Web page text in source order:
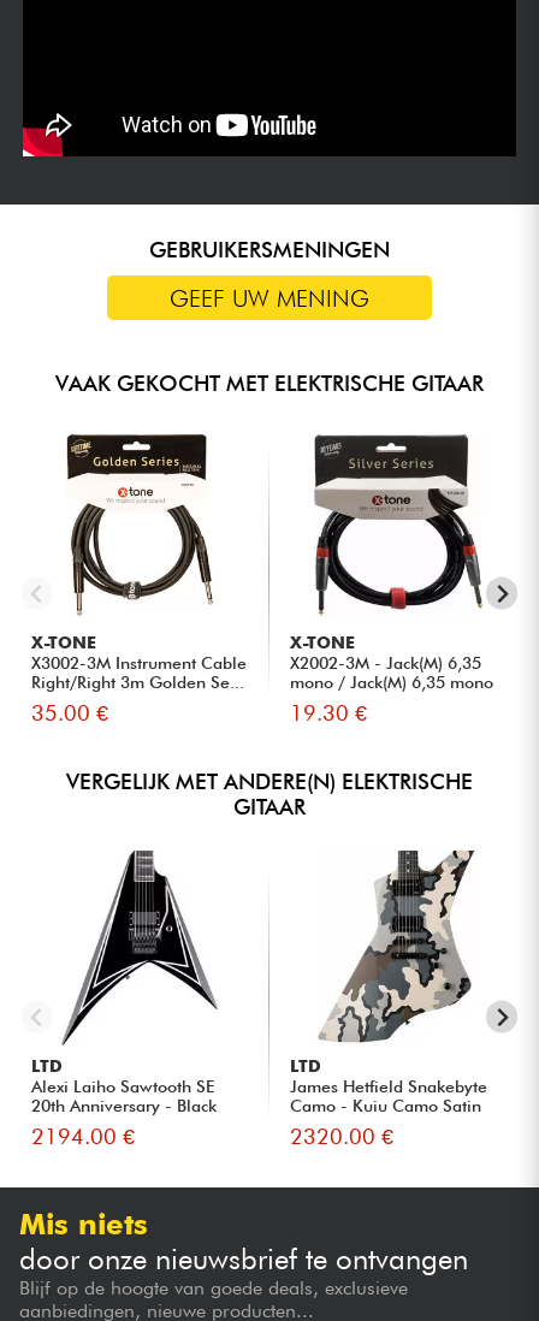
GEBRUIKERSMENINGEN
GEEF UW MENING
VAAK GEKOCHT MET ELEKTRISCHE GITAAR
X-TONE
X3002-3M Instrument Cable
Right/Right 3m Golden Se...
35.00 €
X-TONE
X2002-3M - Jack(M) 6,35
mono / Jack(M) 6,35 mono
S...
19.30 €
VERGELIJK MET ANDERE(N) ELEKTRISCHE
GITAAR
LTD
Alexi Laiho Sawtooth SE
20th Anniversary - Black
W...
2194.00 €
LTD
James Hetfield Snakebyte
Camo - Kuiu Camo Satin
2320.00 €
Mis niets
door onze nieuwsbrief te ontvangen
Blijf op de hoogte van goede deals, exclusieve
aanbiedingen, nieuwe producten...